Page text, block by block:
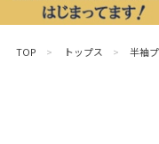
TOP > トップス > 半袖